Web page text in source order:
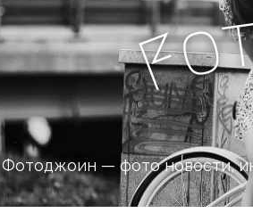
Fo
Фотоджоин — фото новости,